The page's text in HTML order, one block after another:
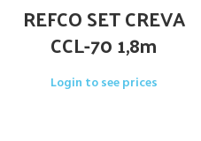
REFCO SET CREVA
CCL-70 1,8m
Login to see prices